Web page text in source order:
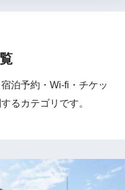
泊予約・Wi-fi・チケッ
るカテゴリです。